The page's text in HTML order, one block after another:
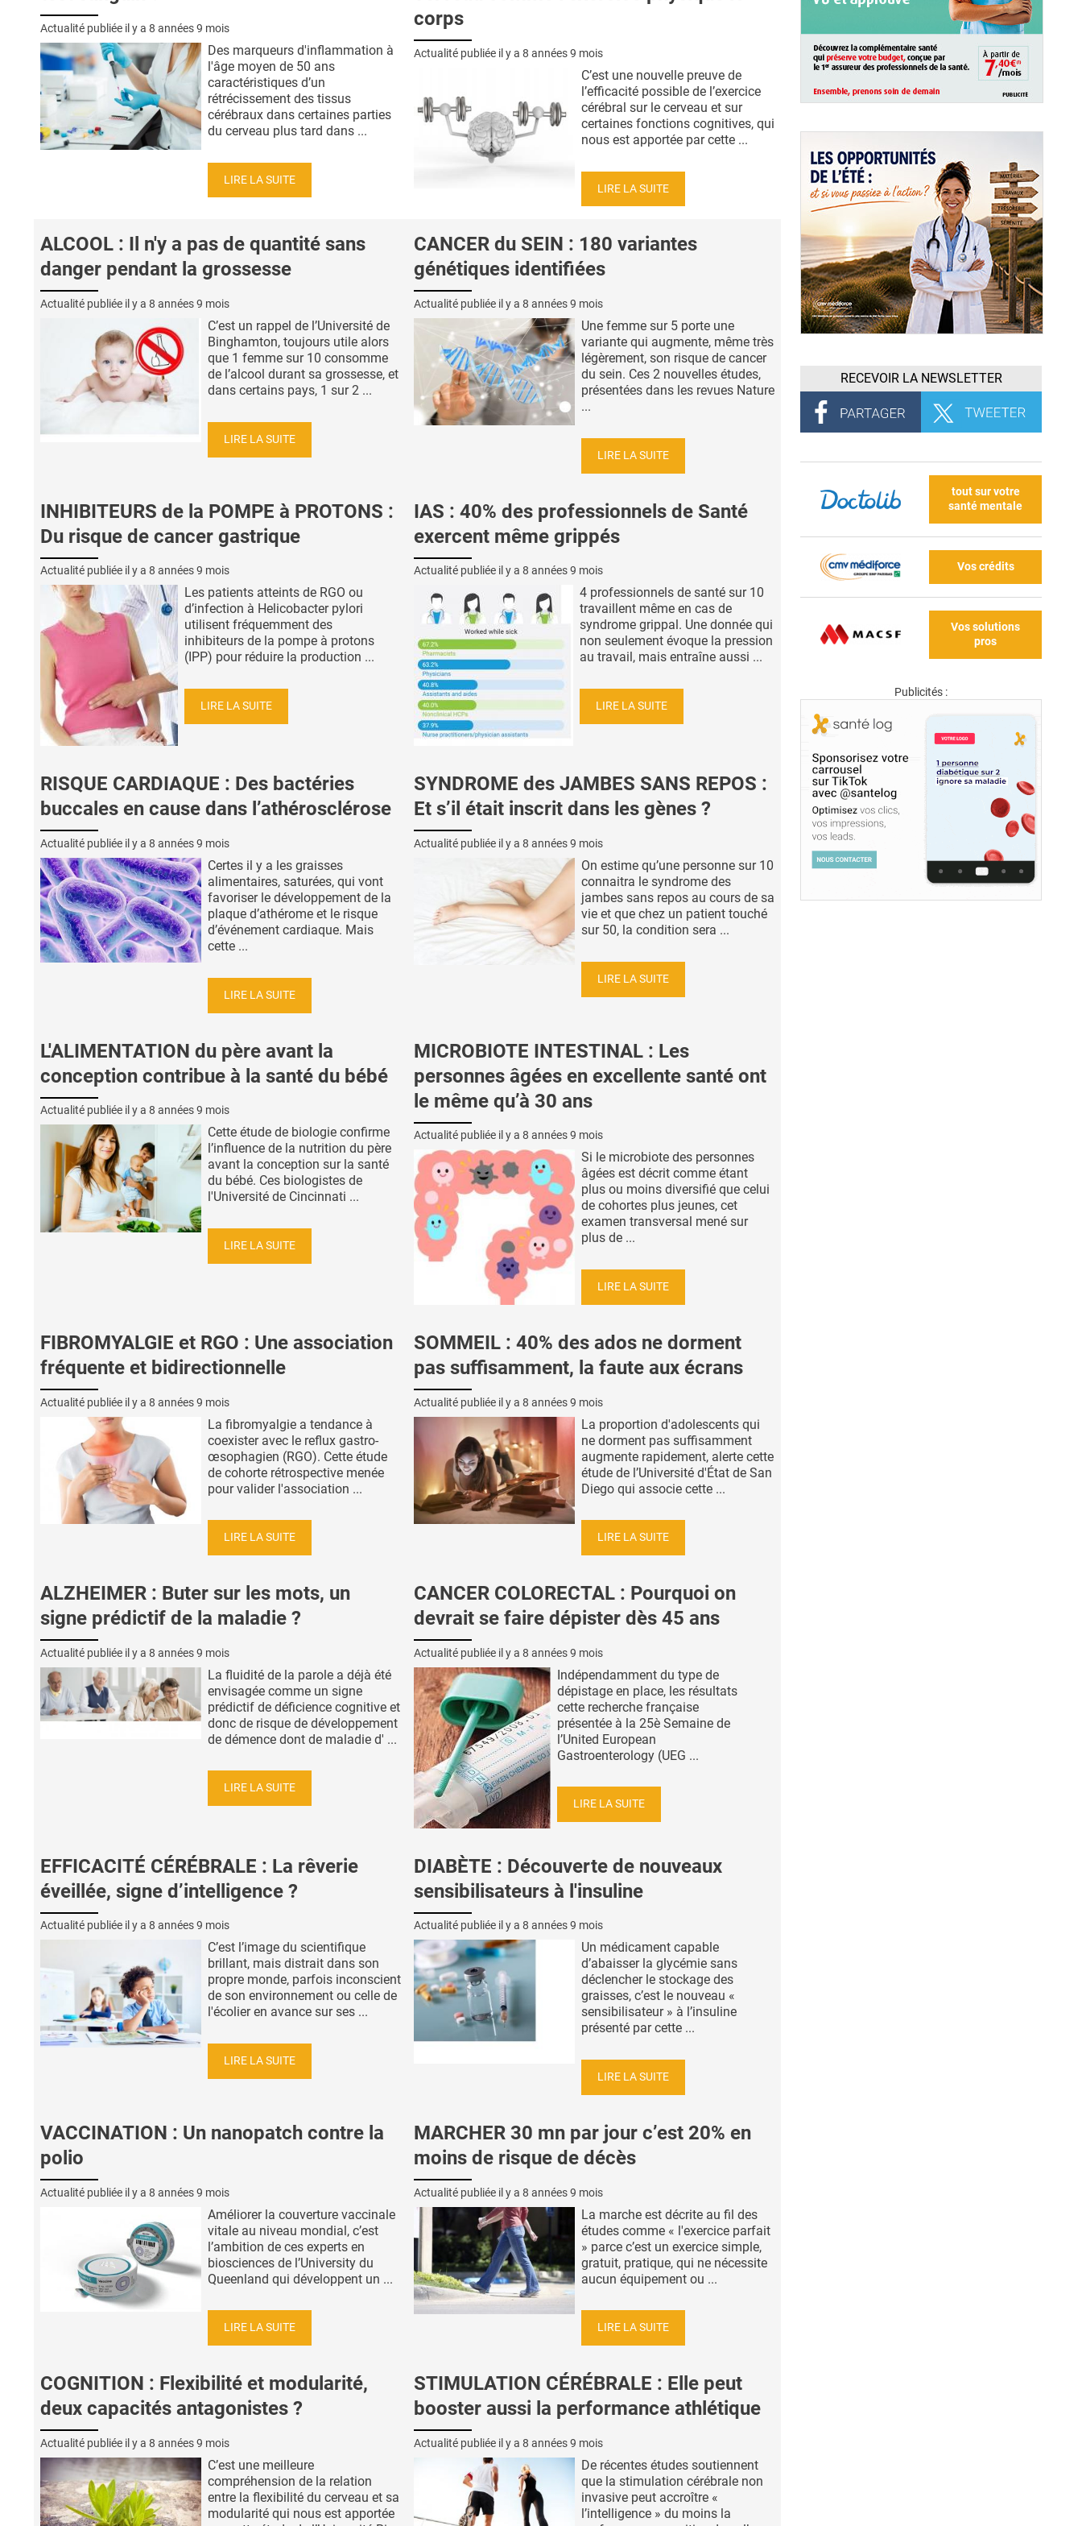
Actualité publiée il y a 8 années 9 mois
Des marqueurs d'inflammation à
l'âge moyen de 50 ans
caractéristiques d’un
rétrécissement des tissus
cérébraux dans certaines parties
du cerveau plus tard dans ...
LIRE LA SUITE
corps
Actualité publiée il y a 8 années 9 mois
C’est une nouvelle preuve de
l’efficacité possible de l’exercice
cérébral sur le cerveau et sur
certaines fonctions cognitives, qui
nous est apportée par cette ...
LIRE LA SUITE
ALCOOL : Il n'y a pas de quantité sans
danger pendant la grossesse
Actualité publiée il y a 8 années 9 mois
C’est un rappel de l’Université de
Binghamton, toujours utile alors
que 1 femme sur 10 consomme
de l’alcool durant sa grossesse, et
dans certains pays, 1 sur 2 ...
LIRE LA SUITE
CANCER du SEIN : 180 variantes
génétiques identifiées
Actualité publiée il y a 8 années 9 mois
Une femme sur 5 porte une
variante qui augmente, même très
légèrement, son risque de cancer
du sein. Ces 2 nouvelles études,
présentées dans les revues Nature
...
LIRE LA SUITE
INHIBITEURS de la POMPE à PROTONS :
Du risque de cancer gastrique
Actualité publiée il y a 8 années 9 mois
Les patients atteints de RGO ou
d’infection à Helicobacter pylori
utilisent fréquemment des
inhibiteurs de la pompe à protons
(IPP) pour réduire la production ...
LIRE LA SUITE
IAS : 40% des professionnels de Santé
exercent même grippés
Actualité publiée il y a 8 années 9 mois
4 professionnels de santé sur 10
travaillent même en cas de
syndrome grippal. Une donnée qui
non seulement évoque la pression
au travail, mais entraîne aussi ...
LIRE LA SUITE
RISQUE CARDIAQUE : Des bactéries
buccales en cause dans l’athérosclérose
Actualité publiée il y a 8 années 9 mois
Certes il y a les graisses
alimentaires, saturées, qui vont
favoriser le développement de la
plaque d’athérome et le risque
d’événement cardiaque. Mais
cette ...
LIRE LA SUITE
SYNDROME des JAMBES SANS REPOS :
Et s’il était inscrit dans les gènes ?
Actualité publiée il y a 8 années 9 mois
On estime qu’une personne sur 10
connaitra le syndrome des
jambes sans repos au cours de sa
vie et que chez un patient touché
sur 50, la condition sera ...
LIRE LA SUITE
L'ALIMENTATION du père avant la
conception contribue à la santé du bébé
Actualité publiée il y a 8 années 9 mois
Cette étude de biologie confirme
l’influence de la nutrition du père
avant la conception sur la santé
du bébé. Ces biologistes de
l'Université de Cincinnati ...
LIRE LA SUITE
MICROBIOTE INTESTINAL : Les
personnes âgées en excellente santé ont
le même qu’à 30 ans
Actualité publiée il y a 8 années 9 mois
Si le microbiote des personnes
âgées est décrit comme étant
plus ou moins diversifié que celui
de cohortes plus jeunes, cet
examen transversal mené sur
plus de ...
LIRE LA SUITE
FIBROMYALGIE et RGO : Une association
fréquente et bidirectionnelle
Actualité publiée il y a 8 années 9 mois
La fibromyalgie a tendance à
coexister avec le reflux gastro-
œsophagien (RGO). Cette étude
de cohorte rétrospective menée
pour valider l'association ...
LIRE LA SUITE
SOMMEIL : 40% des ados ne dorment
pas suffisamment, la faute aux écrans
Actualité publiée il y a 8 années 9 mois
La proportion d'adolescents qui
ne dorment pas suffisamment
augmente rapidement, alerte cette
étude de l’Université d'État de San
Diego qui associe cette ...
LIRE LA SUITE
ALZHEIMER : Buter sur les mots, un
signe prédictif de la maladie ?
Actualité publiée il y a 8 années 9 mois
La fluidité de la parole a déjà été
envisagée comme un signe
prédictif de déficience cognitive et
donc de risque de développement
de démence dont de maladie d' ...
LIRE LA SUITE
CANCER COLORECTAL : Pourquoi on
devrait se faire dépister dès 45 ans
Actualité publiée il y a 8 années 9 mois
Indépendamment du type de
dépistage en place, les résultats
cette recherche française
présentée à la 25è Semaine de
l’United European
Gastroenterology (UEG ...
LIRE LA SUITE
EFFICACITÉ CÉRÉBRALE : La rêverie
éveillée, signe d’intelligence ?
Actualité publiée il y a 8 années 9 mois
C’est l’image du scientifique
brillant, mais distrait dans son
propre monde, parfois inconscient
de son environnement ou celle de
l'écolier en avance sur ses ...
LIRE LA SUITE
DIABÈTE : Découverte de nouveaux
sensibilisateurs à l'insuline
Actualité publiée il y a 8 années 9 mois
Un médicament capable
d’abaisser la glycémie sans
déclencher le stockage des
graisses, c’est le nouveau «
sensibilisateur » à l’insuline
présenté par cette ...
LIRE LA SUITE
VACCINATION : Un nanopatch contre la
polio
Actualité publiée il y a 8 années 9 mois
Améliorer la couverture vaccinale
vitale au niveau mondial, c’est
l’ambition de ces experts en
biosciences de l’University du
Queenland qui développent un ...
LIRE LA SUITE
MARCHER 30 mn par jour c’est 20% en
moins de risque de décès
Actualité publiée il y a 8 années 9 mois
La marche est décrite au fil des
études comme « l'exercice parfait
» parce c’est un exercice simple,
gratuit, pratique, qui ne nécessite
aucun équipement ou ...
LIRE LA SUITE
COGNITION : Flexibilité et modularité,
deux capacités antagonistes ?
Actualité publiée il y a 8 années 9 mois
C’est une meilleure
compréhension de la relation
entre la flexibilité du cerveau et sa
modularité qui nous est apportée
STIMULATION CÉRÉBRALE : Elle peut
booster aussi la performance athlétique
Actualité publiée il y a 8 années 9 mois
De récentes études soutiennent
que la stimulation cérébrale non
invasive peut accroître «
l’intelligence » du moins la
RECEVOIR LA NEWSLETTER
tout sur votre
santé mentale
Vos crédits
Vos solutions
pros
Publicités :